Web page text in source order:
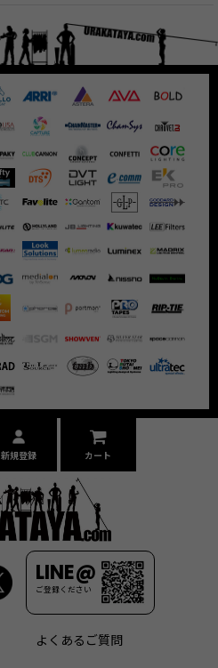
LINE@
ご登録ください
新規登録 カート
よくあるご質問